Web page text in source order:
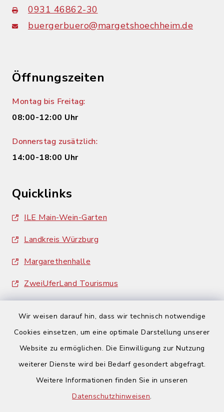
Wir weisen darauf hin, dass wir technisch notwendige
Cookies einsetzen, um eine optimale Darstellung unserer
Website zu ermöglichen. Die Einwilligung zur Nutzung
weiterer Dienste wird bei Bedarf gesondert abgefragt.
Weitere Informationen finden Sie in unseren
Datenschutzhinweisen.
0931 46862-30
buergerbuero@margetshoechheim.de
Öffnungszeiten
Montag bis Freitag:
08:00-12:00 Uhr
Donnerstag zusätzlich:
14:00-18:00 Uhr
Quicklinks
ILE Main-Wein-Garten
Landkreis Würzburg
Margarethenhalle
ZweiUferLand Tourismus
Barrierefreiheit